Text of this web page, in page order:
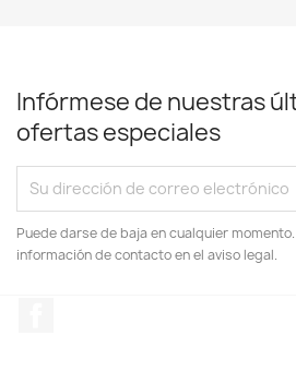
Infórmese de nuestras
ofertas especiales
Puede darse de baja en cualquier
información de contacto en el aviso legal.